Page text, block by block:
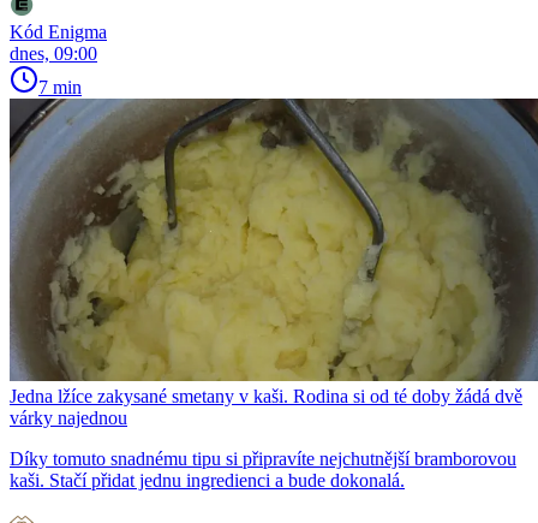
Kód Enigma
dnes, 09:00
7 min
Jedna lžíce zakysané smetany v kaši. Rodina si od té doby žádá dvě
várky najednou
Díky tomuto snadnému tipu si připravíte nejchutnější bramborovou
kaši. Stačí přidat jednu ingredienci a bude dokonalá.